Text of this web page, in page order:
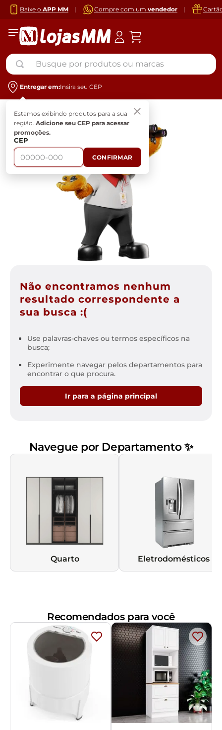
Baixe o APP MM | Compre com um vendedor |
Busque por produtos ou marcas
Entregar em:Insira seu CEP
Estamos exibindo produtos para a sua
região. Adicione seu CEP para acessar
promoções.
CEP
CONFIRMAR
Não encontramos nenhum
resultado correspondente a
sua busca :(
Use palavras-chaves ou termos específicos na
busca;
Experimente navegar pelos departamentos para
encontrar o que procura.
Ir para a página principal
Navegue por Departamento ✨
Quarto Eletrodomésticos
Recomendados para você